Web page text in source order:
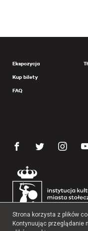
Ekspozycja
Kup bilety
FAQ
Strona korzysta z plików
Kontynuując przeglądanie